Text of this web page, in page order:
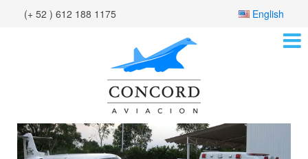
(+ 52 ) 612 188 1175 English